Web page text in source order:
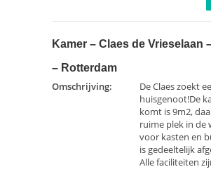
Kamer – Claes de Vrieselaan
– Rotterdam
Omschrijving:
De Claes zoekt
huisgenoot!De
komt is 9m2,
ruime plek in de
voor kasten en
is gedeeltelijk
Alle faciliteiten